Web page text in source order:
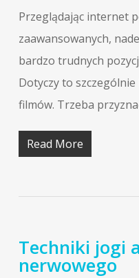
Przeglądając internet
zaawansowanych,
bardzo trudnych
Dotyczy to
filmów. Trzeba
Read More
Techniki jogi
nerwowego